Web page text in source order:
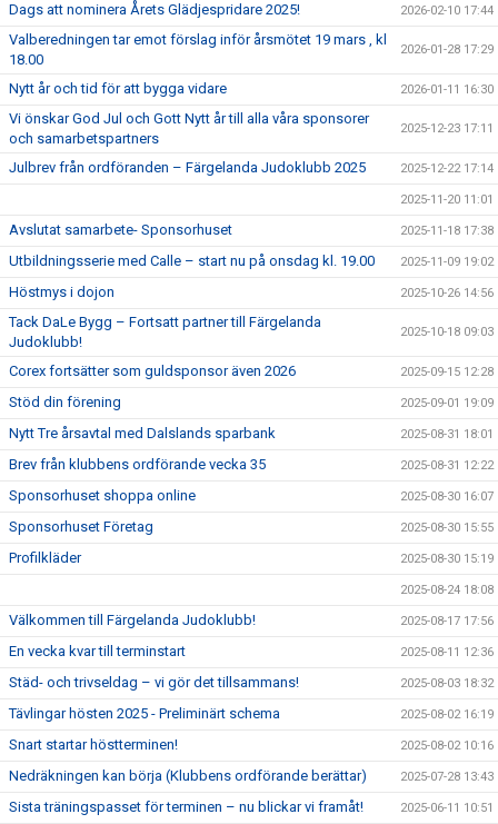
Dags att nominera Årets Glädjespridare 2025! 2026-02-10 17:44
Valberedningen tar emot förslag inför årsmötet 19 mars , kl
18.00
2026-01-28 17:29
Nytt år och tid för att bygga vidare 2026-01-11 16:30
Vi önskar God Jul och Gott Nytt år till alla våra sponsorer
och samarbetspartners
2025-12-23 17:11
Julbrev från ordföranden – Färgelanda Judoklubb 2025 2025-12-22 17:14
2025-11-20 11:01
Avslutat samarbete- Sponsorhuset 2025-11-18 17:38
Utbildningsserie med Calle – start nu på onsdag kl. 19.00 2025-11-09 19:02
Höstmys i dojon 2025-10-26 14:56
Tack DaLe Bygg – Fortsatt partner till Färgelanda
Judoklubb!
2025-10-18 09:03
Corex fortsätter som guldsponsor även 2026 2025-09-15 12:28
Stöd din förening 2025-09-01 19:09
Nytt Tre årsavtal med Dalslands sparbank 2025-08-31 18:01
Brev från klubbens ordförande vecka 35 2025-08-31 12:22
Sponsorhuset shoppa online 2025-08-30 16:07
Sponsorhuset Företag 2025-08-30 15:55
Profilkläder 2025-08-30 15:19
2025-08-24 18:08
Välkommen till Färgelanda Judoklubb! 2025-08-17 17:56
En vecka kvar till terminstart 2025-08-11 12:36
Städ- och trivseldag – vi gör det tillsammans! 2025-08-03 18:32
Tävlingar hösten 2025 - Preliminärt schema 2025-08-02 16:19
Snart startar höstterminen! 2025-08-02 10:16
Nedräkningen kan börja (Klubbens ordförande berättar) 2025-07-28 13:43
Sista träningspasset för terminen – nu blickar vi framåt! 2025-06-11 10:51